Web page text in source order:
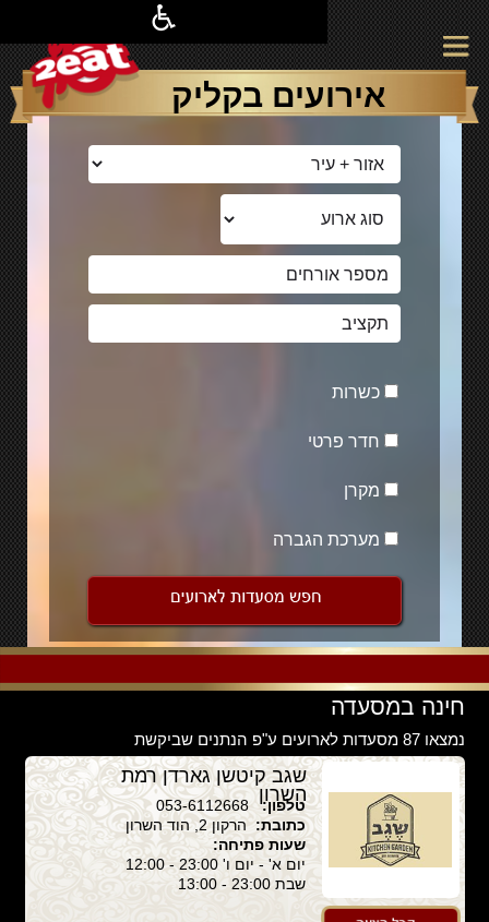
אירועים בקליק
כשרות
חדר פרטי
מקרן
מערכת הגברה
חינה במסעדה
נמצאו 87 מסעדות לארועים ע"פ הנתנים שביקשת
שגב קיטשן גארדן רמת
השרון
טלפון:053-6112668
כתובת: הרקון 2, הוד השרון
שעות פתיחה:
יום א' - יום ו' 23:00 - 12:00
שבת 23:00 - 13:00